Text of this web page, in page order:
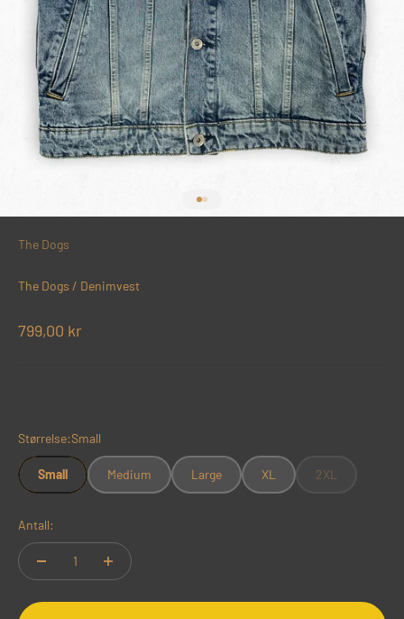
The Dogs
The Dogs / Denimvest
Salgspris
799,00 kr
Størrelse:Small
Small Medium Large XL 2XL
Antall: